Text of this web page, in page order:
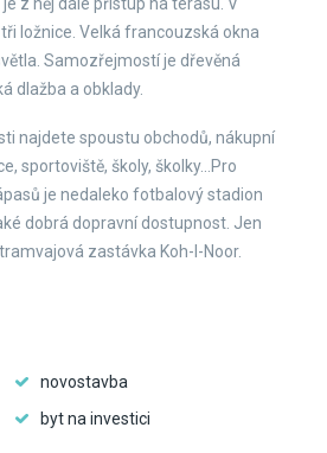
ložnice. Velká francouzská okna
Samozřejmostí je dřevěná
dlažba a obklady.
najdete spoustu obchodů, nákupní
sportoviště, školy, školky...Pro
je nedaleko fotbalový stadion
dobrá dopravní dostupnost. Jen
zastávka Koh-I-Noor.
novostavba
byt na investici